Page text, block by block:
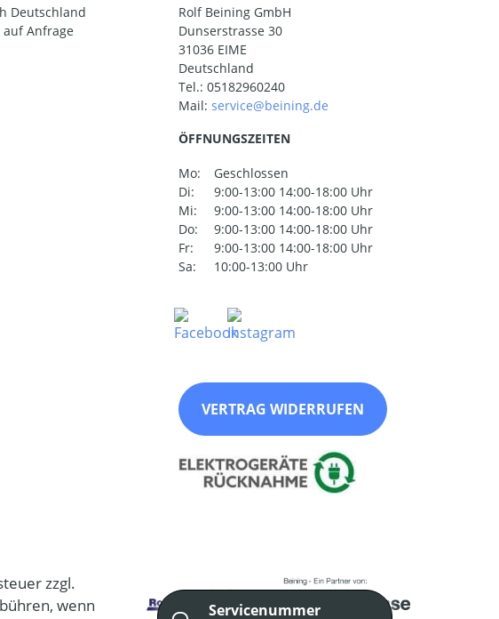
Deutschland
Anfrage
Rolf Beining GmbH
Dunserstrasse 30
31036 EIME
Deutschland
Tel.: 05182960240
Mail:
ÖFFNUNGSZEITEN
Mo:
Geschlossen
Di:
9:00-13:00 14:00-18:00 Uhr
Mi:
9:00-13:00 14:00-18:00 Uhr
Do:
9:00-13:00 14:00-18:00 Uhr
Fr:
9:00-13:00 14:00-18:00 Uhr
Sa:
10:00-13:00 Uhr
VERTRAG WIDERRUFEN
zzgl.
wenn
Servicenummer